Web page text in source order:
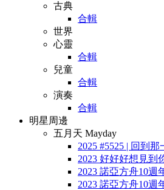
古典
合輯
世界
心靈
合輯
兒童
合輯
演奏
合輯
明星周邊
五月天 Mayday
2025 #5525 | 回到
2023 好好好想見到
2023 諾亞方舟10週
2023 諾亞方舟10週